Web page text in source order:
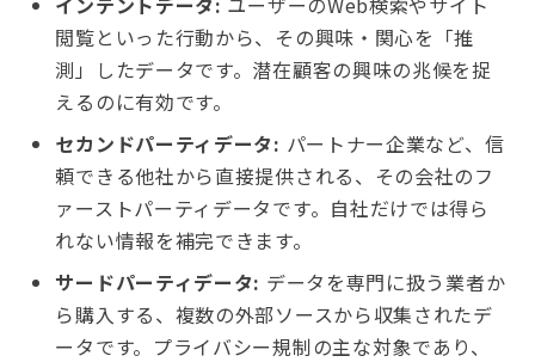
閲覧といった行動から、その興味・関心を「推
測」したデータです。潜在顧客の興味の兆候を捉
えるのに有効です。
セカンドパーティデータ: パートナー企業など、信
頼できる他社から直接提供される、その会社のフ
ァーストパーティデータです。自社だけでは得ら
れない情報を補完できます。
サードパーティデータ: データを専門に扱う業者か
ら購入する、複数の外部ソースから収集されたデ
ータです。プライバシー規制の主な対象であり、